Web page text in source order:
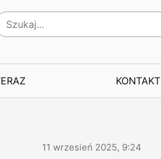
KONTAKT
11 wrzesień 2025, 9:24